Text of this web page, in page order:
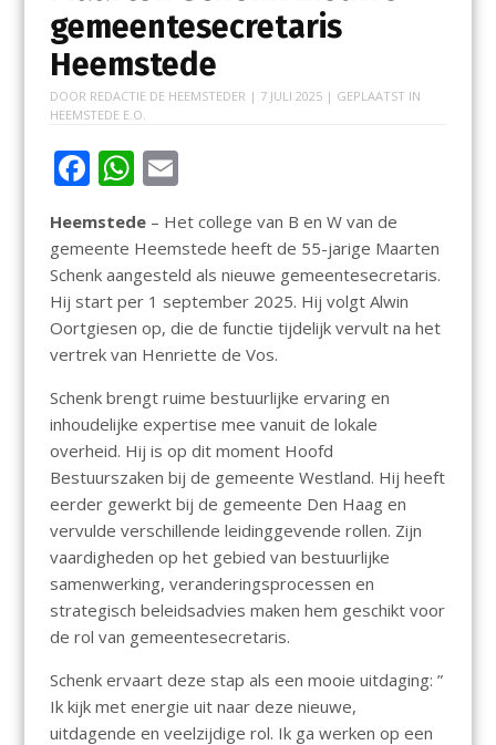
gemeentesecretaris
Heemstede
DOOR REDACTIE DE HEEMSTEDER | 7 JULI 2025| GEPLAATST IN
HEEMSTEDE E.O.
F
e
b
o
o
k
W
h
at
s
A
p
p
E
ai
l
Heemstede– Het college van B en W van de
gemeente Heemstede heeft de 55-jarige Maarten
Schenk aangesteld als nieuwe gemeentesecretaris.
Hij start per 1 september 2025. Hij volgt Alwin
Oortgiesen op, die de functie tijdelijk vervult na het
vertrek van Henriette de Vos.
Schenk brengt ruime bestuurlijke ervaring en
inhoudelijke expertise mee vanuit de lokale
overheid. Hij is op dit moment Hoofd
Bestuurszaken bij de gemeente Westland. Hij heeft
eerder gewerkt bij de gemeente Den Haag en
vervulde verschillende leidinggevende rollen. Zijn
vaardigheden op het gebied van bestuurlijke
samenwerking, veranderingsprocessen en
strategisch beleidsadvies maken hem geschikt voor
de rol van gemeentesecretaris.
Schenk ervaart deze stap als een mooie uitdaging: ”
Ik kijk met energie uit naar deze nieuwe,
uitdagende en veelzijdige rol. Ik ga werken op een